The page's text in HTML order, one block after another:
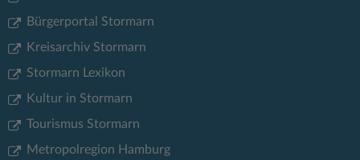
Bürgerportal Stormarn
Kreisarchiv Stormarn
Stormarn Lexikon
Kultur in Stormarn
Tourismus Stormarn
Metropolregion Hamburg